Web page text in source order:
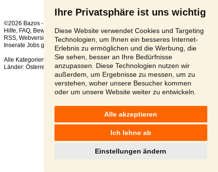
Ihre Privatsphäre ist uns wichtig
Diese Website verwendet Cookies und Targeting
Technologien, um Ihnen ein besseres Internet-
Erlebnis zu ermöglichen und die Werbung, die
Sie sehen, besser an Ihre Bedürfnisse
anzupassen. Diese Technologien nutzen wir
außerdem, um Ergebnisse zu messen, um zu
verstehen, woher unsere Besucher kommen
oder um unsere Website weiter zu entwickeln.
Alle akzeptieren
Ich lehne ab
Einstellungen ändern
©2026 Bazos -
Hilfe, FAQ, Bewertung,Kontakt,Nutzungsbedingungen,Datenschutzerklärung
RSS,
Inserate Jobs gesamt:
, in 24 Stunden: 1
Alle Kategorien
Beliebte Suchen
Länder: Österreich ,Tschechien,Slowakei Polen